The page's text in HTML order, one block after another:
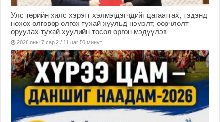
Улс төрийн хилс хэрэгт хэлмэгдэгчдийг цагаатгах, тэдэнд
нөхөх олговор олгох тухай хуульд нэмэлт, өөрчлөлт
оруулах тухай хуулийн төсөл өргөн мэдүүлэв
2026 оны 7 сар 2 / 11 цаг 50 минут